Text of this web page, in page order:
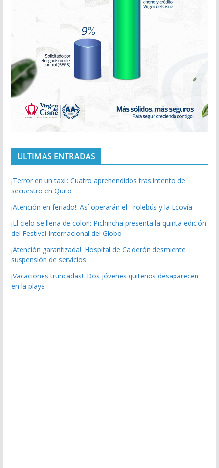
ULTIMAS ENTRADAS
¡Terror en un taxi!: Cuatro aprehendidos tras intento de
secuestro en Quito
¡Atención en feriado!: Así operarán el Trolebús y la Ecovía
¡El cielo se llena de color!: Pichincha presenta la quinta edición
del Festival Internacional del Globo
¡Atención garantizada!: Hospital de Calderón desmiente
suspensión de servicios
¡Vacaciones truncadas!: Dos jóvenes quiteños desaparecen
en la playa